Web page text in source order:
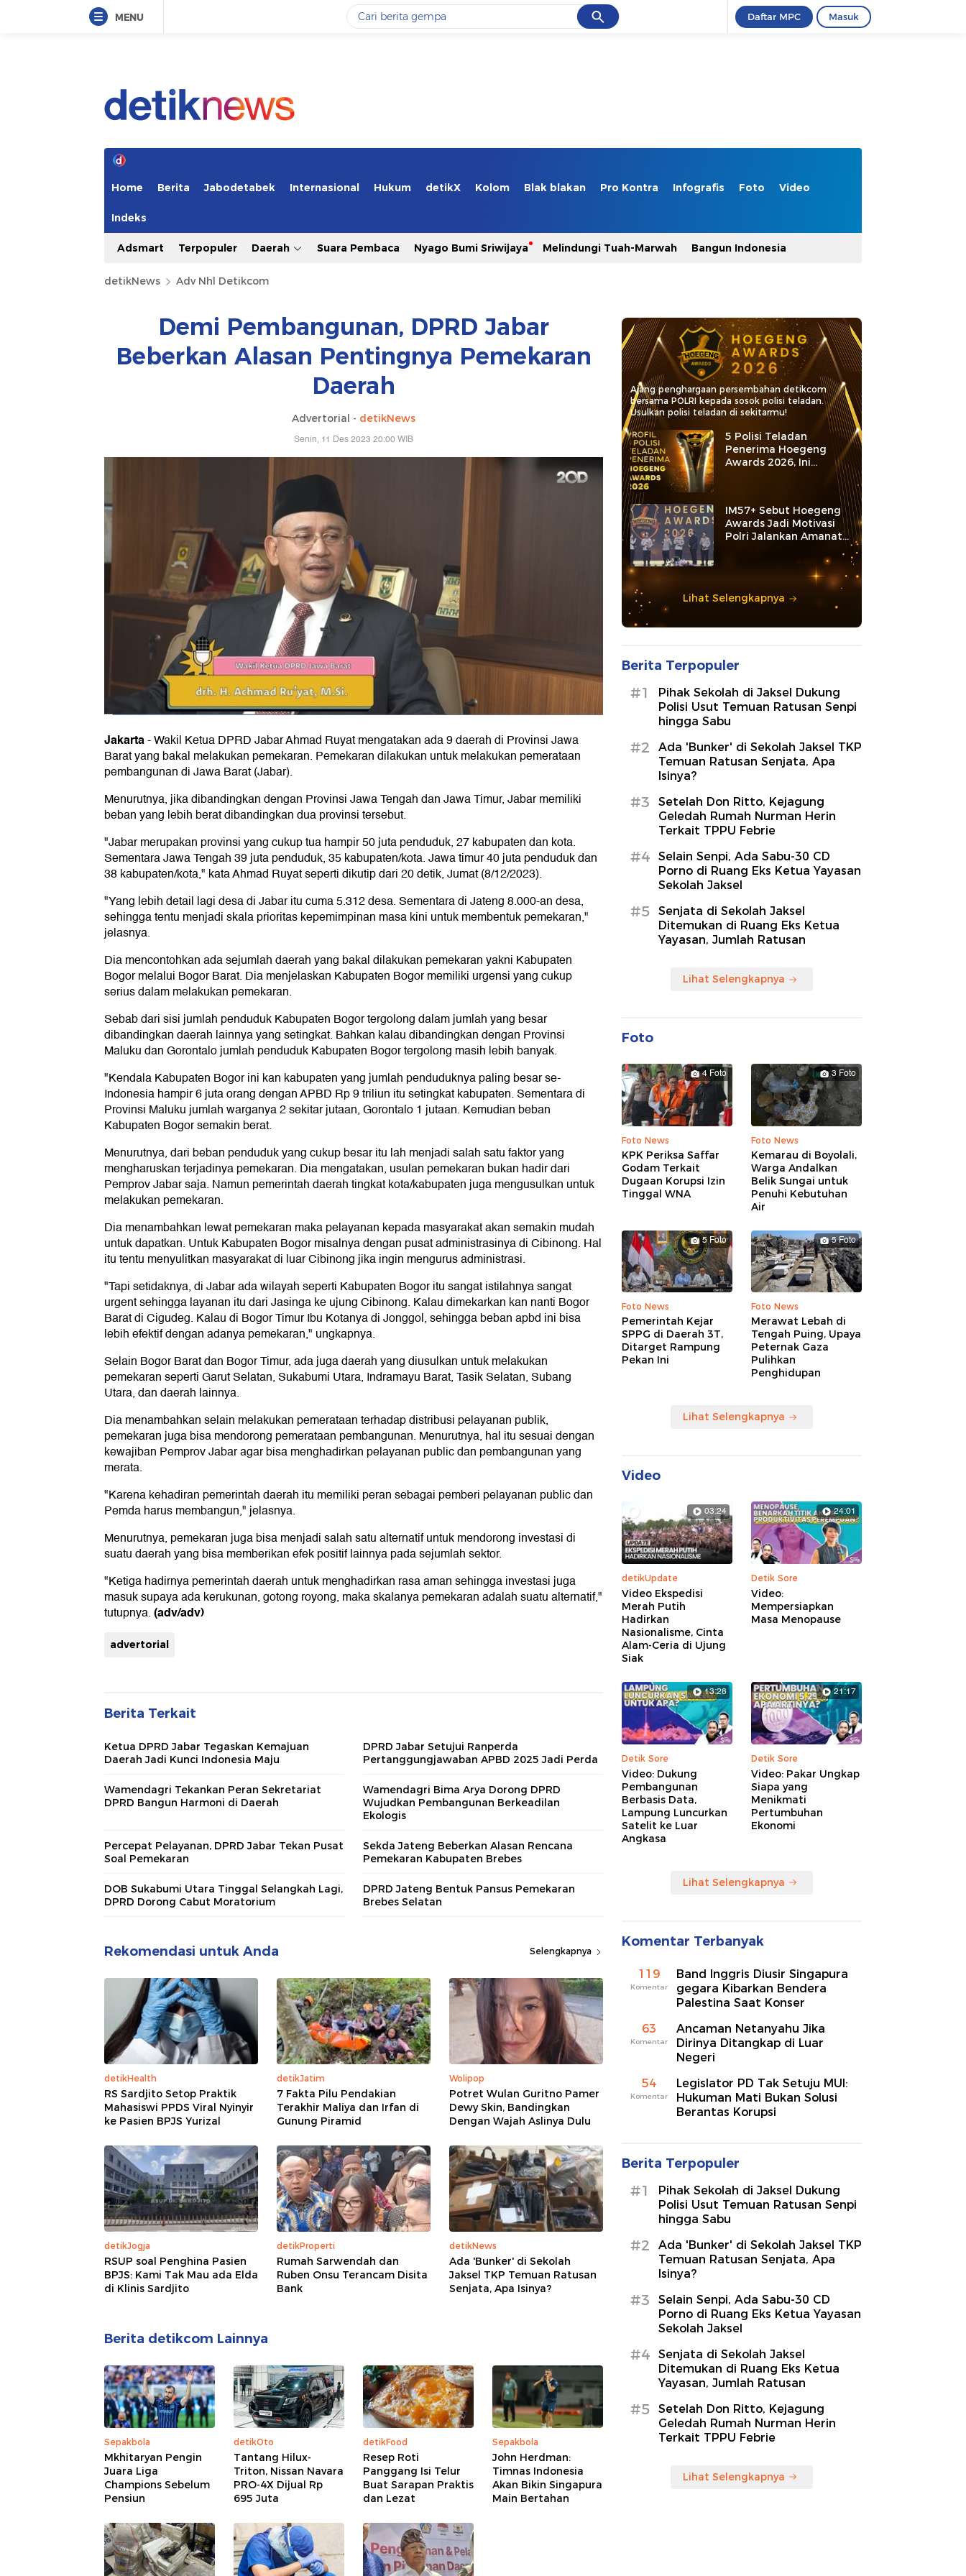
MENU Cancel
#4iran
Terakhir yang dicari
Daftar MPC Masuk
Home Berita Jabodetabek Internasional Hukum detikX Kolom Blak blakan Pro Kontra Infografis Foto Video
Indeks
Adsmart Terpopuler Daerah Suara Pembaca Nyago Bumi Sriwijaya Melindungi Tuah-Marwah Bangun Indonesia
detikNews Adv Nhl Detikcom
Demi Pembangunan, DPRD Jabar
Beberkan Alasan Pentingnya Pemekaran
Daerah
Advertorial - detikNews
Senin, 11 Des 2023 20:00 WIB
Jakarta-Wakil Ketua DPRD Jabar Ahmad Ruyat mengatakan ada 9 daerah di Provinsi Jawa
Barat yang bakal melakukan pemekaran. Pemekaran dilakukan untuk melakukan pemerataan
pembangunan di Jawa Barat (Jabar).
Menurutnya, jika dibandingkan dengan Provinsi Jawa Tengah dan Jawa Timur, Jabar memiliki
beban yang lebih berat dibandingkan dua provinsi tersebut.
"Jabar merupakan provinsi yang cukup tua hampir 50 juta penduduk, 27 kabupaten dan kota.
Sementara Jawa Tengah 39 juta penduduk, 35 kabupaten/kota. Jawa timur 40 juta penduduk dan
38 kabupaten/kota," kata Ahmad Ruyat seperti dikutip dari 20 detik, Jumat (8/12/2023).
"Yang lebih detail lagi desa di Jabar itu cuma 5.312 desa. Sementara di Jateng 8.000-an desa,
sehingga tentu menjadi skala prioritas kepemimpinan masa kini untuk membentuk pemekaran,"
jelasnya.
Dia mencontohkan ada sejumlah daerah yang bakal dilakukan pemekaran yakni Kabupaten
Bogor melalui Bogor Barat. Dia menjelaskan Kabupaten Bogor memiliki urgensi yang cukup
serius dalam melakukan pemekaran.
Sebab dari sisi jumlah penduduk Kabupaten Bogor tergolong dalam jumlah yang besar
dibandingkan daerah lainnya yang setingkat. Bahkan kalau dibandingkan dengan Provinsi
Maluku dan Gorontalo jumlah penduduk Kabupaten Bogor tergolong masih lebih banyak.
"Kendala Kabupaten Bogor ini kan kabupaten yang jumlah penduduknya paling besar se-
Indonesia hampir 6 juta orang dengan APBD Rp 9 triliun itu setingkat kabupaten. Sementara di
Provinsi Maluku jumlah warganya 2 sekitar jutaan, Gorontalo 1 jutaan. Kemudian beban
Kabupaten Bogor semakin berat.
Menurutnya, dari beban penduduk yang cukup besar itu lah menjadi salah satu faktor yang
mengharuskan terjadinya pemekaran. Dia mengatakan, usulan pemekaran bukan hadir dari
Pemprov Jabar saja. Namun pemerintah daerah tingkat kota/kabupaten juga mengusulkan untuk
melakukan pemekaran.
Dia menambahkan lewat pemekaran maka pelayanan kepada masyarakat akan semakin mudah
untuk dapatkan. Untuk Kabupaten Bogor misalnya dengan pusat administrasinya di Cibinong. Hal
itu tentu menyulitkan masyarakat di luar Cibinong jika ingin mengurus administrasi.
"Tapi setidaknya, di Jabar ada wilayah seperti Kabupaten Bogor itu sangat istilahnya sangat
urgent sehingga layanan itu dari Jasinga ke ujung Cibinong. Kalau dimekarkan kan nanti Bogor
Barat di Cigudeg. Kalau di Bogor Timur Ibu Kotanya di Jonggol, sehingga beban apbd ini bisa
lebih efektif dengan adanya pemekaran," ungkapnya.
Selain Bogor Barat dan Bogor Timur, ada juga daerah yang diusulkan untuk melakukan
pemekaran seperti Garut Selatan, Sukabumi Utara, Indramayu Barat, Tasik Selatan, Subang
Utara, dan daerah lainnya.
Dia menambahkan selain melakukan pemerataan terhadap distribusi pelayanan publik,
pemekaran juga bisa mendorong pemerataan pembangunan. Menurutnya, hal itu sesuai dengan
kewajiban Pemprov Jabar agar bisa menghadirkan pelayanan public dan pembangunan yang
merata.
"Karena kehadiran pemerintah daerah itu memiliki peran sebagai pemberi pelayanan public dan
Pemda harus membangun," jelasnya.
Menurutnya, pemekaran juga bisa menjadi salah satu alternatif untuk mendorong investasi di
suatu daerah yang bisa memberikan efek positif lainnya pada sejumlah sektor.
"Ketiga hadirnya pemerintah daerah untuk menghadirkan rasa aman sehingga investasi juga
masuk supaya ada kerukunan, gotong royong, maka skalanya pemekaran adalah suatu alternatif,"
tutupnya.(adv/adv)
advertorial
Berita Terkait
Ketua DPRD Jabar Tegaskan Kemajuan
Daerah Jadi Kunci Indonesia Maju
DPRD Jabar Setujui Ranperda
Pertanggungjawaban APBD 2025 Jadi Perda
Wamendagri Tekankan Peran Sekretariat
DPRD Bangun Harmoni di Daerah
Wamendagri Bima Arya Dorong DPRD
Wujudkan Pembangunan Berkeadilan
Ekologis
Percepat Pelayanan, DPRD Jabar Tekan Pusat
Soal Pemekaran
Sekda Jateng Beberkan Alasan Rencana
Pemekaran Kabupaten Brebes
DOB Sukabumi Utara Tinggal Selangkah Lagi,
DPRD Dorong Cabut Moratorium
DPRD Jateng Bentuk Pansus Pemekaran
Brebes Selatan
Rekomendasi untuk Anda Selengkapnya
detikHealth
RS Sardjito Setop Praktik
Mahasiswi PPDS Viral Nyinyir
ke Pasien BPJS Yurizal
detikJatim
7 Fakta Pilu Pendakian
Terakhir Maliya dan Irfan di
Gunung Piramid
Wolipop
Potret Wulan Guritno Pamer
Dewy Skin, Bandingkan
Dengan Wajah Aslinya Dulu
detikJogja
RSUP soal Penghina Pasien
BPJS: Kami Tak Mau ada Elda
di Klinis Sardjito
detikProperti
Rumah Sarwendah dan
Ruben Onsu Terancam Disita
Bank
detikNews
Ada 'Bunker' di Sekolah
Jaksel TKP Temuan Ratusan
Senjata, Apa Isinya?
Berita detikcom Lainnya
Sepakbola
Mkhitaryan Pengin
Juara Liga
Champions Sebelum
Pensiun
detikOto
Tantang Hilux-
Triton, Nissan Navara
PRO-4X Dijual Rp
695 Juta
detikFood
Resep Roti
Panggang Isi Telur
Buat Sarapan Praktis
dan Lezat
Sepakbola
John Herdman:
Timnas Indonesia
Akan Bikin Singapura
Main Bertahan
Ajang penghargaan persembahan detikcom
bersama POLRI kepada sosok polisi teladan.
Usulkan polisi teladan di sekitarmu!
5 Polisi Teladan
Penerima Hoegeng
Awards 2026, Ini
Kategori dan Kiprahnya
IM57+ Sebut Hoegeng
Awards Jadi Motivasi
Polri Jalankan Amanat
Lihat Selengkapnya
Berita Terpopuler
#1
Pihak Sekolah di Jaksel Dukung
Polisi Usut Temuan Ratusan Senpi
hingga Sabu
#2
Ada 'Bunker' di Sekolah Jaksel TKP
Temuan Ratusan Senjata, Apa
Isinya?
#3
Setelah Don Ritto, Kejagung
Geledah Rumah Nurman Herin
Terkait TPPU Febrie
#4
Selain Senpi, Ada Sabu-30 CD
Porno di Ruang Eks Ketua Yayasan
Sekolah Jaksel
#5
Senjata di Sekolah Jaksel
Ditemukan di Ruang Eks Ketua
Yayasan, Jumlah Ratusan
Lihat Selengkapnya
Foto
4 Foto
Foto News
KPK Periksa Saffar
Godam Terkait
Dugaan Korupsi Izin
Tinggal WNA
3 Foto
Foto News
Kemarau di Boyolali,
Warga Andalkan
Belik Sungai untuk
Penuhi Kebutuhan
Air
5 Foto
Foto News
Pemerintah Kejar
SPPG di Daerah 3T,
Ditarget Rampung
Pekan Ini
5 Foto
Foto News
Merawat Lebah di
Tengah Puing, Upaya
Peternak Gaza
Pulihkan
Penghidupan
Lihat Selengkapnya
Video
03:24
detikUpdate
Video Ekspedisi
Merah Putih
Hadirkan
Nasionalisme, Cinta
Alam-Ceria di Ujung
Siak
24:01
Detik Sore
Video:
Mempersiapkan
Masa Menopause
13:28
Detik Sore
Video: Dukung
Pembangunan
Berbasis Data,
Lampung Luncurkan
Satelit ke Luar
Angkasa
21:17
Detik Sore
Video: Pakar Ungkap
Siapa yang
Menikmati
Pertumbuhan
Ekonomi
Lihat Selengkapnya
Komentar Terbanyak
119
Komentar
Band Inggris Diusir Singapura
gegara Kibarkan Bendera
Palestina Saat Konser
63
Komentar
Ancaman Netanyahu Jika
Dirinya Ditangkap di Luar
Negeri
54
Komentar
Legislator PD Tak Setuju MUI:
Hukuman Mati Bukan Solusi
Berantas Korupsi
Berita Terpopuler
#1
Pihak Sekolah di Jaksel Dukung
Polisi Usut Temuan Ratusan Senpi
hingga Sabu
#2
Ada 'Bunker' di Sekolah Jaksel TKP
Temuan Ratusan Senjata, Apa
Isinya?
#3
Selain Senpi, Ada Sabu-30 CD
Porno di Ruang Eks Ketua Yayasan
Sekolah Jaksel
#4
Senjata di Sekolah Jaksel
Ditemukan di Ruang Eks Ketua
Yayasan, Jumlah Ratusan
#5
Setelah Don Ritto, Kejagung
Geledah Rumah Nurman Herin
Terkait TPPU Febrie
Lihat Selengkapnya